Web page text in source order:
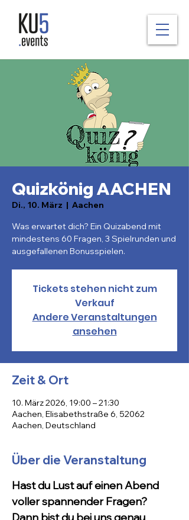
Quizkönig AACHEN
Di., 10. März
  |
Aachen
Was erwartet dich? Ein Quizabend mit
mindestens 60 Fragen, 3 Spielrunden und
Tickets stehen nicht zum
Verkauf
Andere Veranstaltungen
ansehen
Zeit & Ort
10. März 2026, 19:00 – 21:30
Aachen, Elisabethstraße 6, 52062
Aachen, Deutschland
Über die Veranstaltung
Hast du Lust auf einen Abend
voller spannender Fragen?